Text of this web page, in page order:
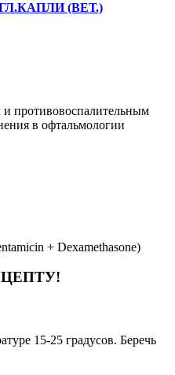
(ВЕТ.)
противовоспалительным
в офтальмологии
+ Dexamethasone)
15-25 градусов. Беречь